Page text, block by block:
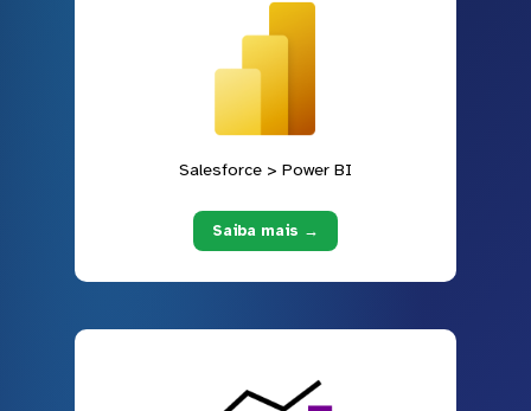
Salesforce > Power BI
Saiba mais →